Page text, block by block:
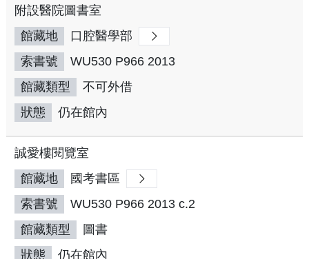
附設醫院圖書室
館藏地
口腔醫學部
索書號
WU530 P966 2013
館藏類型
不可外借
狀態
仍在館內
誠愛樓閱覽室
館藏地
國考書區
索書號
WU530 P966 2013 c.2
館藏類型
圖書
狀態
仍在館內